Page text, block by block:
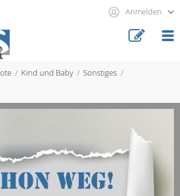
Anmelden
Kind und Baby
Sonstiges